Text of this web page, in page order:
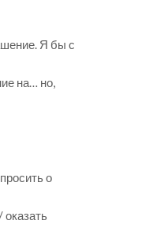
Я бы с
на… но,
о